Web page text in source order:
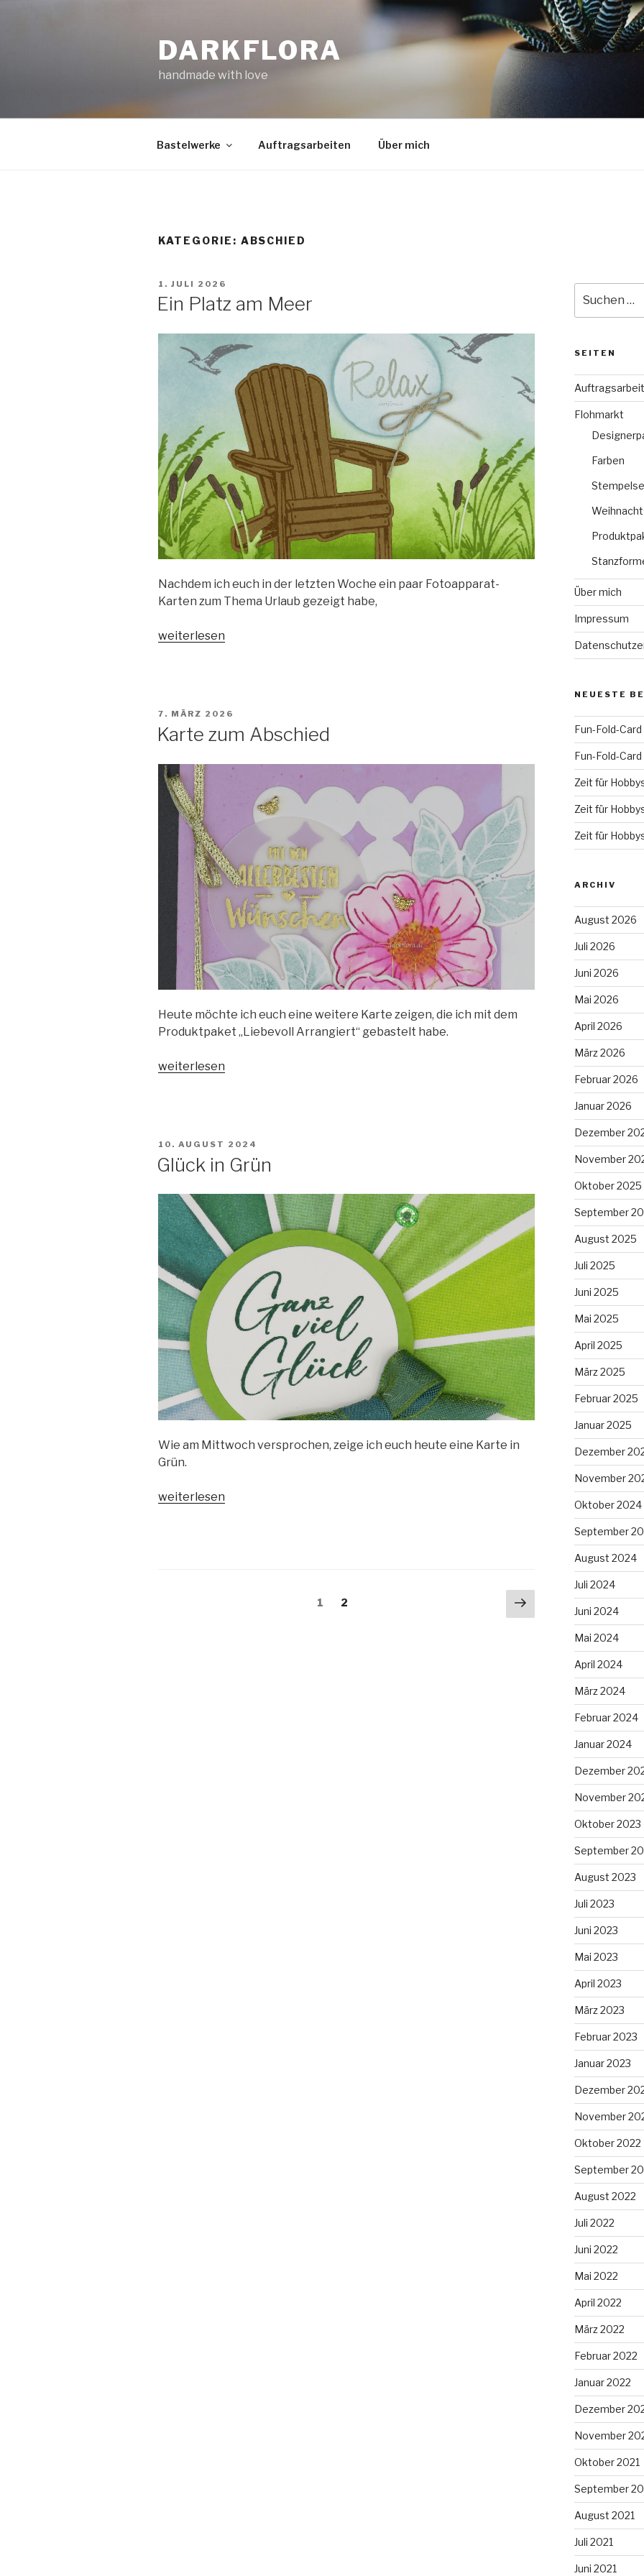
DARKFLORA
handmade with love
Bastelwerke Auftragsarbeiten Über mich
KATEGORIE: ABSCHIED
VERÖFFENTLICHT
1. JULI 2026
Ein Platz am Meer
Nachdem ich euch in der letzten Woche ein paar Fotoapparat-
Karten zum Thema Urlaub gezeigt habe,
„Ein
weiterlesen
VERÖFFENTLICHT
7. MÄRZ 2026
Karte zum Abschied
Heute möchte ich euch eine weitere Karte zeigen, die ich mit dem
Produktpaket „Liebevoll Arrangiert“ gebastelt habe.
„Karte
weiterlesen
VERÖFFENTLICHT
10. AUGUST 2024
Glück in Grün
Wie am Mittwoch versprochen, zeige ich euch heute eine Karte in
Grün.
„Glück
weiterlesen
BeitragsnavigationSeite
1 Seite
2
Nächste
Seite
nach:
SEITEN
Flohmarkt
Farben
Über mich
Impressum
NEUESTE
Fun-Fold-
Fun-Fold-
Zeit für
Zeit für
Zeit für
ARCHIV
August 2026
Juli 2026
Juni 2026
Mai 2026
April 2026
März 2026
Februar 2026
Januar 2026
Dezember
November
Oktober 2025
September
August 2025
Juli 2025
Juni 2025
Mai 2025
April 2025
März 2025
Februar 2025
Januar 2025
Dezember
November
Oktober 2024
September
August 2024
Juli 2024
Juni 2024
Mai 2024
April 2024
März 2024
Februar 2024
Januar 2024
Dezember
November
Oktober 2023
September
August 2023
Juli 2023
Juni 2023
Mai 2023
April 2023
März 2023
Februar 2023
Januar 2023
Dezember
November
Oktober 2022
September
August 2022
Juli 2022
Juni 2022
Mai 2022
April 2022
März 2022
Februar 2022
Januar 2022
Dezember
November
Oktober 2021
September
August 2021
Juli 2021
Juni 2021